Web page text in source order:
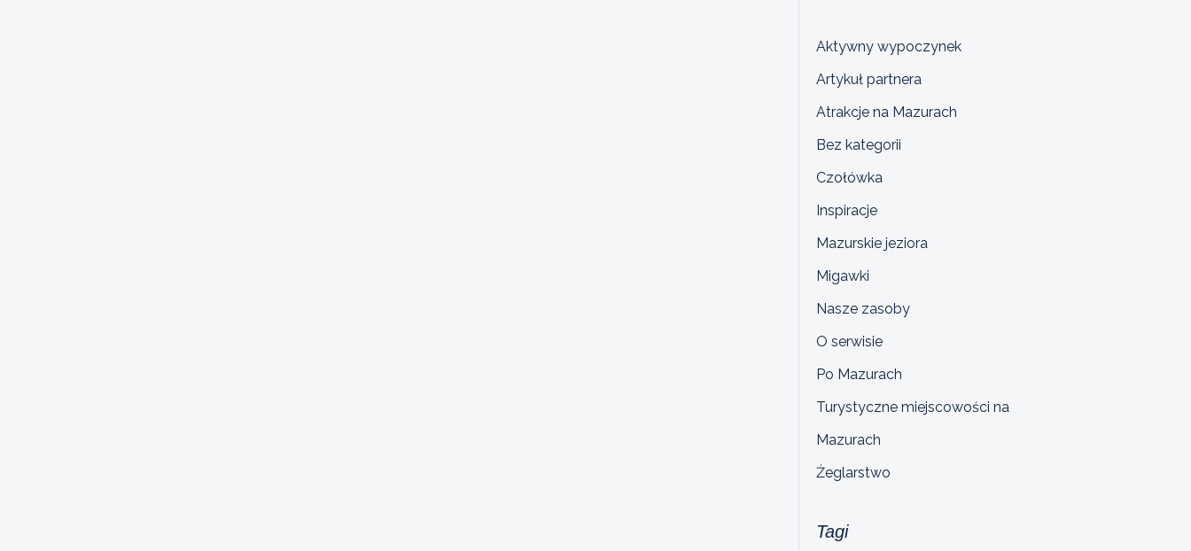
Aktywny wypoczynek
Artykuł partnera
Atrakcje na Mazurach
Bez kategorii
Czołówka
Inspiracje
Mazurskie jeziora
Migawki
Nasze zasoby
O serwisie
Po Mazurach
Turystyczne miejscowości na
Mazurach
Żeglarstwo
Tagi